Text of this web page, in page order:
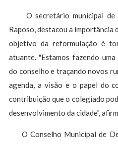
O secretário municipal de
Raposo, destacou a importância
objetivo da reformulação é
atuante. "Estamos fazendo
do conselho e traçando novos
agenda, a visão e o papel do
contribuição que o colegiado
desenvolvimento da cidade",
O Conselho Municipal de